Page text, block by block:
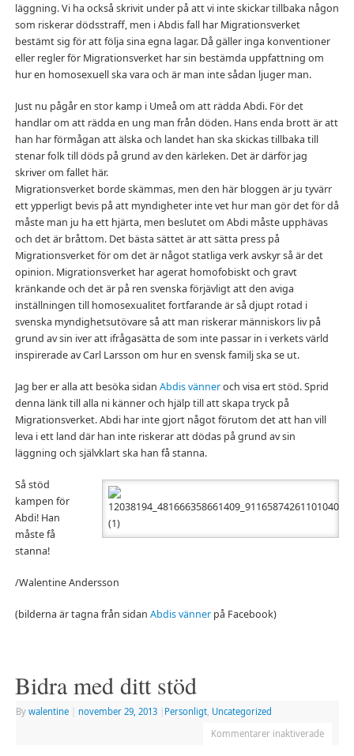
läggning. Vi ha också skrivit under på att vi inte skickar tillbaka någon
som riskerar dödsstraff, men i Abdis fall har Migrationsverket
bestämt sig för att följa sina egna lagar. Då gäller inga konventioner
eller regler för Migrationsverket har sin bestämda uppfattning om
hur en homosexuell ska vara och är man inte sådan ljuger man.
Just nu pågår en stor kamp i Umeå om att rädda Abdi. För det
handlar om att rädda en ung man från döden. Hans enda brott är att
han har förmågan att älska och landet han ska skickas tillbaka till
stenar folk till döds på grund av den kärleken. Det är därför jag
skriver om fallet här.
Migrationsverket borde skämmas, men den här bloggen är ju tyvärr
ett ypperligt bevis på att myndigheter inte vet hur man gör det för då
måste man ju ha ett hjärta, men beslutet om Abdi måste upphävas
och det är bråttom. Det bästa sättet är att sätta press på
Migrationsverket för om det är något statliga verk avskyr så är det
opinion. Migrationsverket har agerat homofobiskt och gravt
kränkande och det är på ren svenska förjävligt att den aviga
inställningen till homosexualitet fortfarande är så djupt rotad i
svenska myndighetsutövare så att man riskerar människors liv på
grund av sin iver att ifrågasätta de som inte passar in i verkets värld
inspirerade av Carl Larsson om hur en svensk familj ska se ut.
Jag ber er alla att besöka sidan Abdis vänneroch visa ert stöd. Sprid
denna länk till alla ni känner och hjälp till att skapa tryck på
Migrationsverket. Abdi har inte gjort något förutom det att han vill
leva i ett land där han inte riskerar att dödas på grund av sin
läggning och självklart ska han få stanna.
Så stöd
kampen för
Abdi! Han
måste få
stanna!
/Walentine Andersson
(bilderna är tagna från sidan Abdis vännerpå Facebook)
Bidra med ditt stöd
By walentine november 29, 2013 Personligt, Uncategorized
Kommentarer inaktiverade